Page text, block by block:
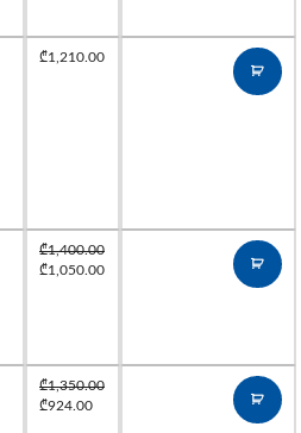
₾1,210.00
₾1,400.00
₾1,050.00
₾1,350.00
₾924.00